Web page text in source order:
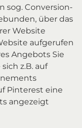
sog. Conversion-
über das
Website
aufgerufen
Angebots Sie
z.B. auf
Pinterest eine
angezeigt